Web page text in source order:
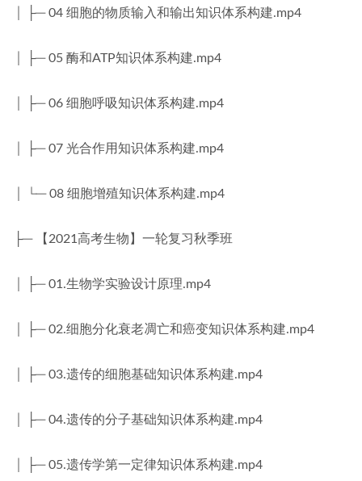
│ ├─ 04 细胞的物质输入和输出知识体系构建.mp4
│ ├─ 05 酶和ATP知识体系构建.mp4
│ ├─ 06 细胞呼吸知识体系构建.mp4
│ ├─ 07 光合作用知识体系构建.mp4
│ └─ 08 细胞增殖知识体系构建.mp4
├─ 【2021高考生物】一轮复习秋季班
│ ├─ 01.生物学实验设计原理.mp4
│ ├─ 02.细胞分化衰老凋亡和癌变知识体系构建.mp4
│ ├─ 03.遗传的细胞基础知识体系构建.mp4
│ ├─ 04.遗传的分子基础知识体系构建.mp4
│ ├─ 05.遗传学第一定律知识体系构建.mp4